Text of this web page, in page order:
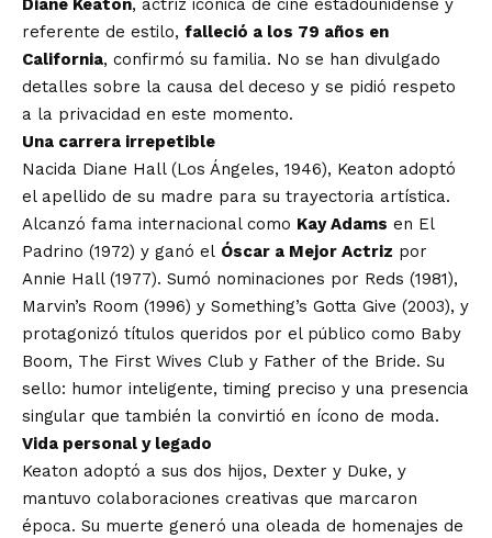
Diane Keaton, actriz icónica de cine estadounidense y
referente de estilo, falleció a los 79 años en
California, confirmó su familia. No se han divulgado
detalles sobre la causa del deceso y se pidió respeto
a la privacidad en este momento.
Una carrera irrepetible
Nacida Diane Hall (Los Ángeles, 1946), Keaton adoptó
el apellido de su madre para su trayectoria artística.
Alcanzó fama internacional como Kay Adams en El
Padrino (1972) y ganó el Óscar a Mejor Actriz por
Annie Hall (1977). Sumó nominaciones por Reds (1981),
Marvin’s Room (1996) y Something’s Gotta Give (2003), y
protagonizó títulos queridos por el público como Baby
Boom, The First Wives Club y Father of the Bride. Su
sello: humor inteligente, timing preciso y una presencia
singular que también la convirtió en ícono de moda.
Vida personal y legado
Keaton adoptó a sus dos hijos, Dexter y Duke, y
mantuvo colaboraciones creativas que marcaron
época. Su muerte generó una oleada de homenajes de